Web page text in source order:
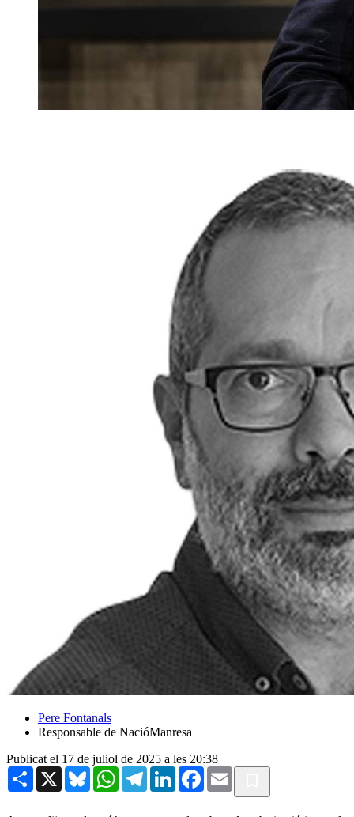
Pere Fontanals
Responsable de NacióManresa
Publicat el 17 de juliol de 2025 a les 20:38
Share X BlueskyWhatsAppTelegramLinkedInFacebook
Email